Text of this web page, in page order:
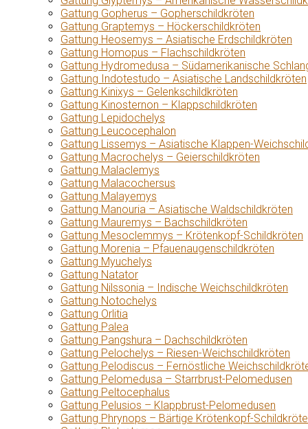
Gattung Gopherus – Gopherschildkröten
Gattung Graptemys – Höckerschildkröten
Gattung Heosemys – Asiatische Erdschildkröten
Gattung Homopus – Flachschildkröten
Gattung Hydromedusa – Südamerikanische
Gattung Indotestudo – Asiatische Landschildkröten
Gattung Kinixys – Gelenkschildkröten
Gattung Kinosternon – Klappschildkröten
Gattung Lepidochelys
Gattung Leucocephalon
Gattung Lissemys – Asiatische Klappen-
Gattung Macrochelys – Geierschildkröten
Gattung Malaclemys
Gattung Malacochersus
Gattung Malayemys
Gattung Manouria – Asiatische Waldschildkröten
Gattung Mauremys – Bachschildkröten
Gattung Mesoclemmys – Krötenkopf-Schildkröten
Gattung Morenia – Pfauenaugenschildkröten
Gattung Myuchelys
Gattung Natator
Gattung Nilssonia – Indische Weichschildkröten
Gattung Notochelys
Gattung Orlitia
Gattung Palea
Gattung Pangshura – Dachschildkröten
Gattung Pelochelys – Riesen-Weichschildkröten
Gattung Pelodiscus – Fernöstliche
Gattung Pelomedusa – Starrbrust-Pelomedusen
Gattung Peltocephalus
Gattung Pelusios – Klappbrust-Pelomedusen
Gattung Phrynops – Bärtige Krötenkopf-